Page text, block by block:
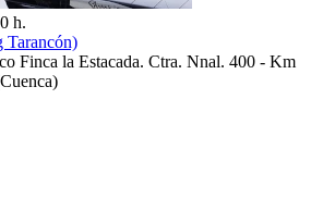
h.
Finca la Estacada. Ctra. Nnal. 400 - Km